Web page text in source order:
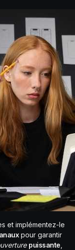
et implémentez-le
pour garantir
puissante